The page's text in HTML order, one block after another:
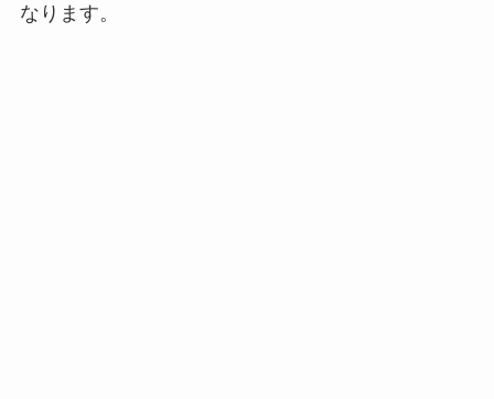
なります。